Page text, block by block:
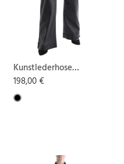
Kunstlederhose
Alla
198,00 €